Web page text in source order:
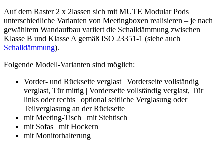
Auf dem Raster 2 x 2lassen sich mit MUTE Modular Pods
unterschiedliche Varianten von Meetingboxen realisieren – je nach
gewähltem Wandaufbau variiert die Schalldämmung zwischen
Klasse B und Klasse A gemäß ISO 23351-1 (siehe auch
Schalldämmung).
Folgende Modell-Varianten sind möglich:
Vorder- und Rückseite verglast | Vorderseite vollständig
verglast, Tür mittig | Vorderseite vollständig verglast, Tür
links oder rechts | optional seitliche Verglasung oder
Teilverglasung an der Rückseite
mit Meeting-Tisch | mit Stehtisch
mit Sofas | mit Hockern
mit Monitorhalterung